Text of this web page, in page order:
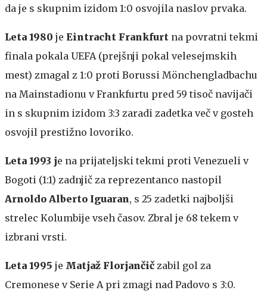
da je s skupnim izidom 1:0 osvojila naslov prvaka.
Leta 1980 je Eintracht Frankfurt na povratni tekmi
finala pokala UEFA (prejšnji pokal velesejmskih
mest) zmagal z 1:0 proti Borussi Mönchengladbachu
na Mainstadionu v Frankfurtu pred 59 tisoč navijači
in s skupnim izidom 3:3 zaradi zadetka več v gosteh
osvojil prestižno lovoriko.
Leta 1993 je na prijateljski tekmi proti Venezueli v
Bogoti (1:1) zadnjič za reprezentanco nastopil
Arnoldo Alberto Iguaran, s 25 zadetki najboljši
strelec Kolumbije vseh časov. Zbral je 68 tekem v
izbrani vrsti.
Leta 1995 je Matjaž Florjančič zabil gol za
Cremonese v Serie A pri zmagi nad Padovo s 3:0.